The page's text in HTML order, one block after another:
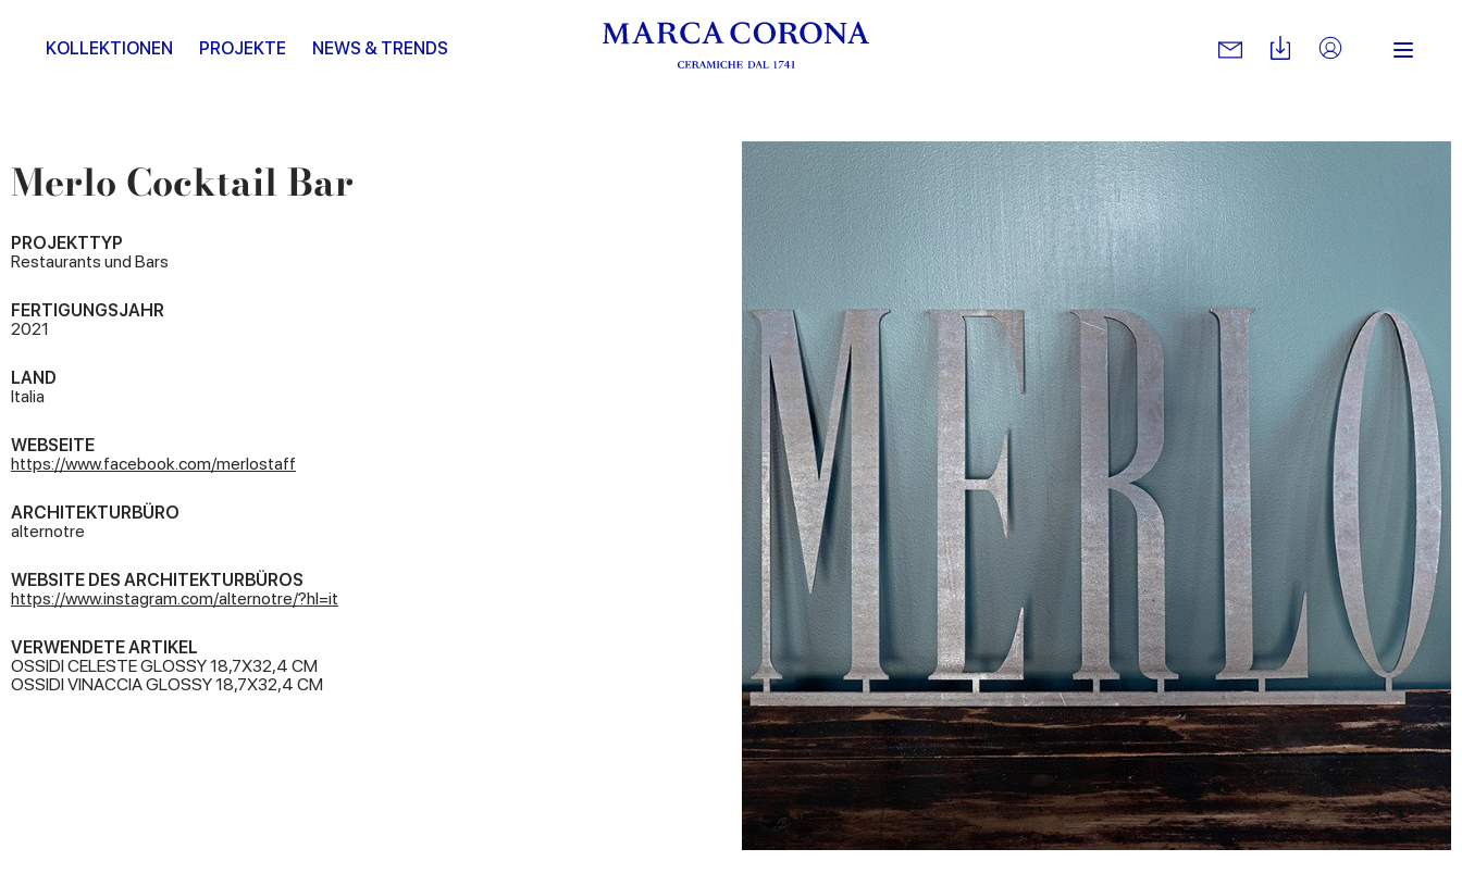
KOLLEKTIONEN PROJEKTE NEWS & TRENDS
Merlo Cocktail Bar
PROJEKTTYP
Restaurants und Bars
FERTIGUNGSJAHR
2021
LAND
Italia
WEBSEITE
https://www.facebook.com/merlostaff
ARCHITEKTURBÜRO
alternotre
WEBSITE DES ARCHITEKTURBÜROS
https://www.instagram.com/alternotre/?hl=it
VERWENDETE ARTIKEL
OSSIDI CELESTE GLOSSY 18,7X32,4 CM
OSSIDI VINACCIA GLOSSY 18,7X32,4 CM